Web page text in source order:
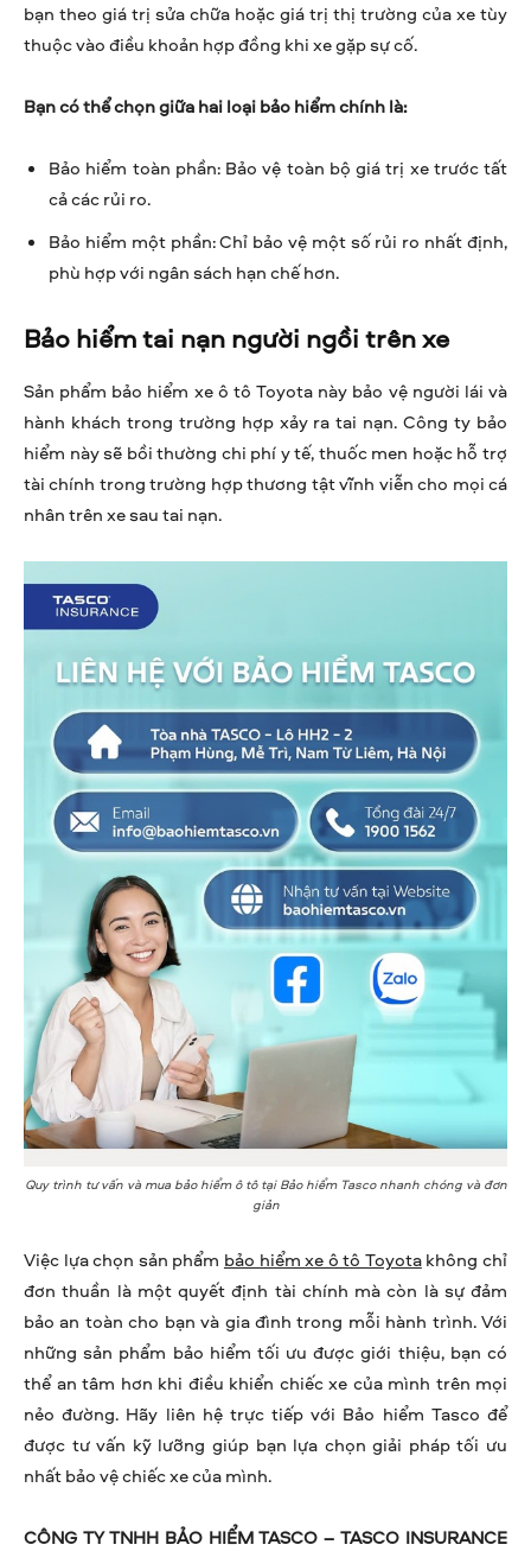
bạn theo giá trị sửa chữa hoặc giá trị thị trường của xe tùy
thuộc vào điều khoản hợp đồng khi xe gặp sự cố.
Bạn có thể chọn giữa hai loại bảo hiểm chính là:
Bảo hiểm toàn phần: Bảo vệ toàn bộ giá trị xe trước tất
cả các rủi ro.
Bảo hiểm một phần: Chỉ bảo vệ một số rủi ro nhất định,
phù hợp với ngân sách hạn chế hơn.
Bảo hiểm tai nạn người ngồi trên xe
Sản phẩm bảo hiểm xe ô tô Toyota này bảo vệ người lái và
hành khách trong trường hợp xảy ra tai nạn. Công ty bảo
hiểm này sẽ bồi thường chi phí y tế, thuốc men hoặc hỗ trợ
tài chính trong trường hợp thương tật vĩnh viễn cho mọi cá
nhân trên xe sau tai nạn.
Quy trình tư vấn và mua bảo hiểm ô tô tại Bảo hiểm Tasco nhanh chóng và đơn
giản
Việc lựa chọn sản phẩm bảo hiểm xe ô tô Toyotakhông chỉ
đơn thuần là một quyết định tài chính mà còn là sự đảm
bảo an toàn cho bạn và gia đình trong mỗi hành trình. Với
những sản phẩm bảo hiểm tối ưu được giới thiệu, bạn có
thể an tâm hơn khi điều khiển chiếc xe của mình trên mọi
nẻo đường. Hãy liên hệ trực tiếp với Bảo hiểm Tasco để
được tư vấn kỹ lưỡng giúp bạn lựa chọn giải pháp tối ưu
nhất bảo vệ chiếc xe của mình.
CÔNG TY TNHH BẢO HIỂM TASCO – TASCO INSURANCE